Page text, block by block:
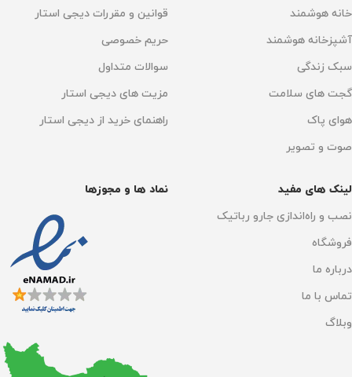
خانه هوشمند
آشپزخانه هوشمند
سبک زندگی
گجت های سلامت
هوای پاک
صوت و تصویر
قوانین و مقررات دیجی استار
حریم خصوصی
سوالات متداول
مزیت های دیجی استار
راهنمای خرید از دیجی استار
لینک های مفید
نصب و راه‌اندازی جارو رباتیک
فروشگاه
درباره ما
تماس با ما
وبلاگ
نماد ها و مجوزها